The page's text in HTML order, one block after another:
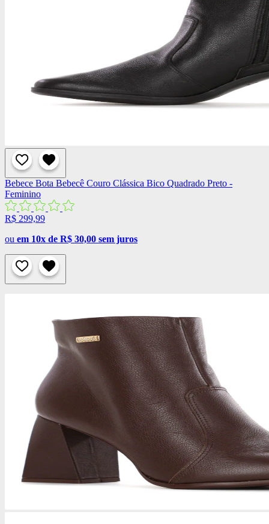
Bebece Bota Bebecê Couro Clássica Bico Quadrado Preto -
Feminino
R$ 299,99
ou em 10x de R$ 30,00 sem juros